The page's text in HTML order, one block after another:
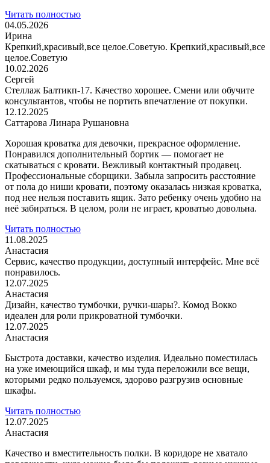
Читать полностью
04.05.2026
Ирина
Крепкий,красивый,все целое.Советую. Крепкий,красивый,все
целое.Советую
10.02.2026
Сергей
Стеллаж Балтикп-17. Качество хорошее. Смени или обучите
консультантов, чтобы не портить впечатление от покупки.
12.12.2025
Саттарова Линара Рушановна
Хорошая кроватка для девочки, прекрасное оформление.
Понравился дополнительный бортик — помогает не
скатываться с кровати. Вежливый контактный продавец.
Профессиональные сборщики. Забыла запросить расстояние
от пола до ниши кровати, поэтому оказалась низкая кроватка,
под нее нельзя поставить ящик. Зато ребенку очень удобно на
неё забираться. В целом, роли не играет, кроватью довольна.
Читать полностью
11.08.2025
Анастасия
Сервис, качество продукции, доступный интерфейс. Мне всё
понравилось.
12.07.2025
Анастасия
Дизайн, качество тумбочки, ручки-шары?. Комод Вокко
идеален для роли прикроватной тумбочки.
12.07.2025
Анастасия
Быстрота доставки, качество изделия. Идеально поместилась
на уже имеющийся шкаф, и мы туда переложили все вещи,
которыми редко пользуемся, здорово разгрузив основные
шкафы.
Читать полностью
12.07.2025
Анастасия
Качество и вместительность полки. В коридоре не хватало